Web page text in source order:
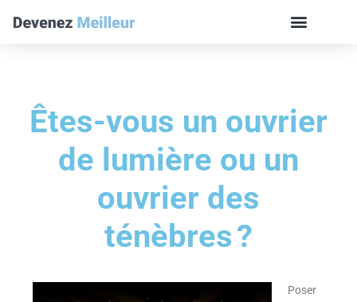
Êtes-vous un ouvrier
de lumière ou un
ouvrier des
ténèbres ?
Poser